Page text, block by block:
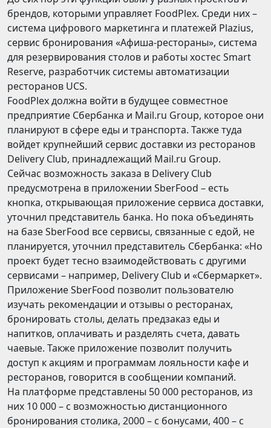
брендов, которыми управляет FoodPlex. Среди них –
система цифрового маркетинга и платежей Plazius,
сервис бронирования «Афиша-рестораны», система
для резервирования столов и работы хостес Smart
Reserve, разработчик системы автоматизации
ресторанов UCS.
FoodPlex должна войти в будущее совместное
предприятие Сбербанка и Mail.ru Group, которое они
планируют в сфере еды и транспорта. Также туда
войдет крупнейший сервис доставки из ресторанов
Delivery Club, принадлежащий Mail.ru Group.
Сейчас возможность заказа в Delivery Club
предусмотрена в приложении SberFood – есть
кнопка, открывающая приложение сервиса доставки,
уточнил представитель банка. Но пока объединять
на базе SberFood все сервисы, связанные с едой, не
планируется, уточнил представитель Сбербанка: «Но
проект будет тесно взаимодействовать с другими
сервисами – например, Delivery Club и «Сбермаркет».
Приложение SberFood позволит пользователю
изучать рекомендации и отзывы о ресторанах,
бронировать столы, делать предзаказ еды и
напитков, оплачивать и разделять счета, давать
чаевые. Также приложение позволит получить
доступ к акциям и программам лояльности кафе и
ресторанов, говорится в сообщении компаний.
На платформе представлены 50 000 ресторанов, из
них 10 000 – с возможностью дистанционного
бронирования столика, 2000 – с бонусами, 400 – с